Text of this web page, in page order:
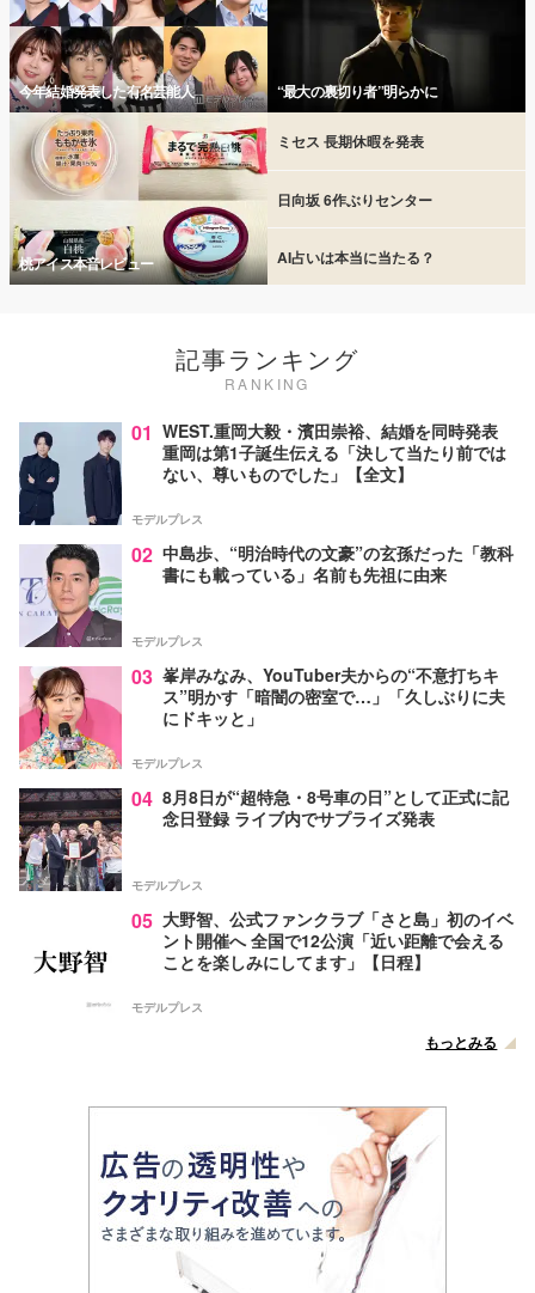
今年結婚発表した有名芸能人 “最大の裏切り者”明らかに
桃アイス本音レビュー
ミセス 長期休暇を発表
日向坂 6作ぶりセンター
AI占いは本当に当たる？
記事ランキング
RANKING
01 WEST.重岡大毅・濱田崇裕、結婚を同時発表
重岡は第1子誕生伝える「決して当たり前では
ない、尊いものでした」【全文】
モデルプレス
02 中島歩、“明治時代の文豪”の玄孫だった「教科
書にも載っている」名前も先祖に由来
モデルプレス
03 峯岸みなみ、YouTuber夫からの“不意打ちキ
ス”明かす「暗闇の密室で…」「久しぶりに夫
にドキッと」
モデルプレス
04 8月8日が“超特急・8号車の日”として正式に記
念日登録 ライブ内でサプライズ発表
モデルプレス
05 大野智、公式ファンクラブ「さと島」初のイベ
ント開催へ 全国で12公演「近い距離で会える
ことを楽しみにしてます」【日程】
モデルプレス
もっとみる